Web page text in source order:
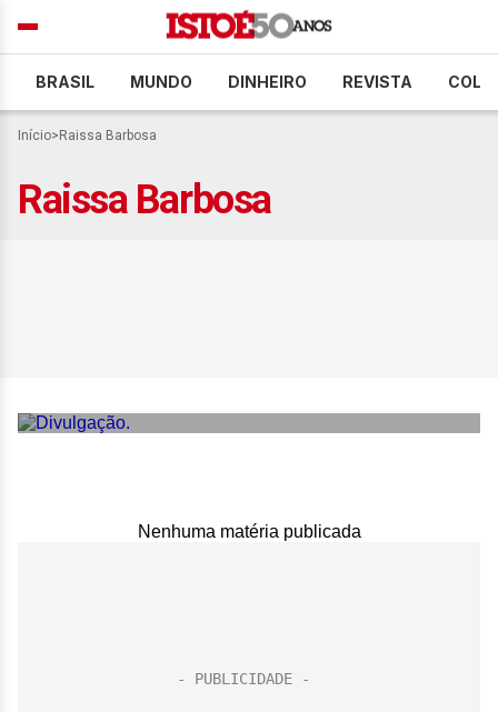
BRASIL MUNDO DINHEIRO REVISTA
Início> Raissa Barbosa
Raissa Barbosa
Nenhuma matéria publicada